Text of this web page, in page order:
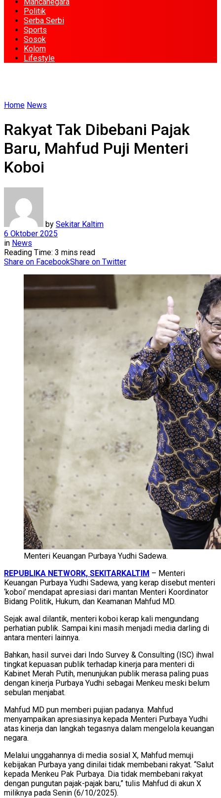
Politik
Serba Serbi
Sports
Sosok
Kolom
Lifestyle
Home News
Rakyat Tak Dibebani Pajak
Baru, Mahfud Puji Menteri
Koboi
by Sekitar Kaltim
6 Oktober 2025
in News
Reading Time: 3 mins read
Share on FacebookShare on Twitter
Menteri Keuangan Purbaya Yudhi Sadewa.
REPUBLIKA NETWORK, SEKITARKALTIM – Menteri
Keuangan Purbaya Yudhi Sadewa, yang kerap disebut menteri
‘koboi’ mendapat apresiasi dari mantan Menteri Koordinator
Bidang Politik, Hukum, dan Keamanan Mahfud MD.
Sejak awal dilantik, menteri koboi kerap kali mengundang
perhatian publik. Sampai kini masih menjadi media darling di
antara menteri lainnya.
Bahkan, hasil survei dari Indo Survey & Consulting (ISC) ihwal
tingkat kepuasan publik terhadap kinerja para menteri di
Kabinet Merah Putih, menunjukan publik merasa paling puas
dengan kinerja Purbaya Yudhi sebagai Menkeu meski belum
sebulan menjabat.
Mahfud MD pun memberi pujian padanya. Mahfud
menyampaikan apresiasinya kepada Menteri Purbaya Yudhi
atas kinerja dan langkah tegasnya dalam mengelola keuangan
negara.
Melalui unggahannya di media sosial X, Mahfud memuji
kebijakan Purbaya yang dinilai tidak membebani rakyat. “Salut
kepada Menkeu Pak Purbaya. Dia tidak membebani rakyat
dengan pungutan pajak-pajak baru,” tulis Mahfud di akun X
miliknya pada Senin (6/10/2025).